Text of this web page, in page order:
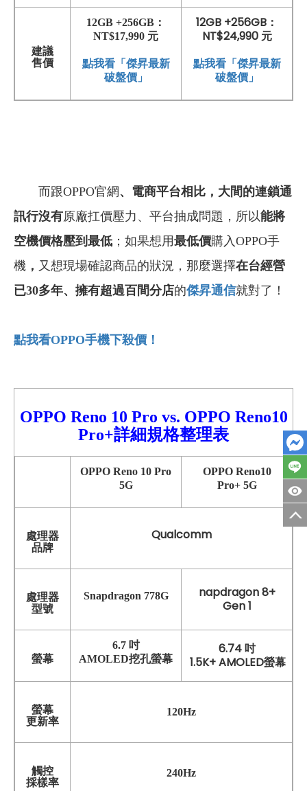
建議
售價
12GB +256GB：
NT$17,990 元
點我看「傑昇最新
破盤價」
12GB +256GB：
NT$24,990 元
點我看「傑昇最新
破盤價」
而跟OPPO官網、 電商平台相比，大間的連鎖通
訊行沒有原廠扛價壓力、平台抽成問題，所以能將
空機價格壓到最低 ；如果想用最低價購入OPPO手
機 ， 又想現場確認商品的狀況，那麼選擇在台經營
已30多年、 擁有超過百間分店的傑昇通信就對了！
點我看OPPO手機下殺價！
OPPO Reno 10 Pro vs. OPPO Reno10
Pro+詳細規格整理表
OPPO Reno 10 Pro
5G
OPPO Reno10
Pro+ 5G
處理器
品牌
Qualcomm
處理器
型號
Snapdragon 778G
napdragon 8+
Gen 1
螢幕
6.7 吋
AMOLED挖孔螢幕
6.74 吋
1.5K+ AMOLED螢幕
螢幕
更新率
120Hz
觸控
採樣率
240Hz